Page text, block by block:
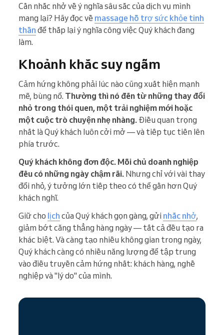
Cần nhắc nhở về ý nghĩa sâu sắc của dịch vụ mình
mang lại? Hãy đọc về massage hỗ trợ sức khỏe tinh
thần để thắp lại ý nghĩa công việc Quý khách đang
làm.
Khoảnh khắc suy ngẫm
Cảm hứng không phải lúc nào cũng xuất hiện mạnh
mẽ, bùng nổ. Thường thì nó đến từ những thay đổi
nhỏ trong thói quen, một trải nghiệm mới hoặc
một cuộc trò chuyện nhẹ nhàng. Điều quan trọng
nhất là Quý khách luôn cởi mở — và tiếp tục tiến lên
phía trước.
Quý khách không đơn độc. Mỗi chủ doanh nghiệp
đều có những ngày chậm rãi. Nhưng chỉ với vài thay
đổi nhỏ, ý tưởng lớn tiếp theo có thể gần hơn Quý
khách nghĩ.
Giữ cho lịch của Quý khách gọn gàng, gửi nhắc nhở,
giảm bớt căng thẳng hàng ngày — tất cả đều tạo ra
khác biệt. Và càng tạo nhiều không gian trong ngày,
Quý khách càng có nhiều năng lượng để tập trung
vào điều truyền cảm hứng nhất: khách hàng, nghề
nghiệp và "lý do" của mình.